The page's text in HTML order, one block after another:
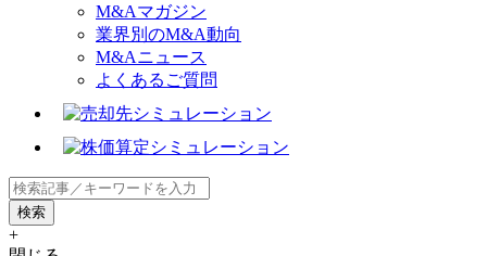
M&Aマガジン
業界別のM&A動向
M&Aニュース
よくあるご質問
+